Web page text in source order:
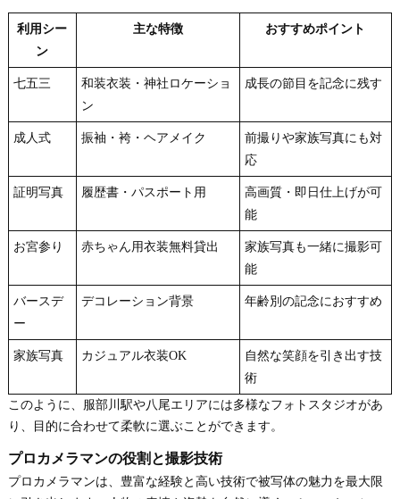
利用シー
ン
主な特徴 おすすめポイント
七五三
和装衣装・神社ロケーショ
ン
成長の節目を記念に残す
成人式 振袖・袴・ヘアメイク
前撮りや家族写真にも対
応
証明写真 履歴書・パスポート用
高画質・即日仕上げが可
能
お宮参り 赤ちゃん用衣装無料貸出
家族写真も一緒に撮影可
能
バースデ
ー
デコレーション背景 年齢別の記念におすすめ
家族写真 カジュアル衣装OK
自然な笑顔を引き出す技
術
このように、服部川駅や八尾エリアには多様なフォトスタジオがあ
り、目的に合わせて柔軟に選ぶことができます。
プロカメラマンの役割と撮影技術
プロカメラマンは、豊富な経験と高い技術で被写体の魅力を最大限